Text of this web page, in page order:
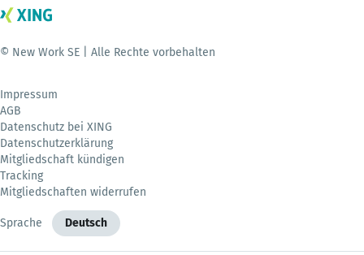
© New Work SE | Alle Rechte vorbehalten
Impressum
AGB
Datenschutz bei XING
Datenschutzerklärung
Mitgliedschaft kündigen
Tracking
Mitgliedschaften widerrufen
Sprache Deutsch